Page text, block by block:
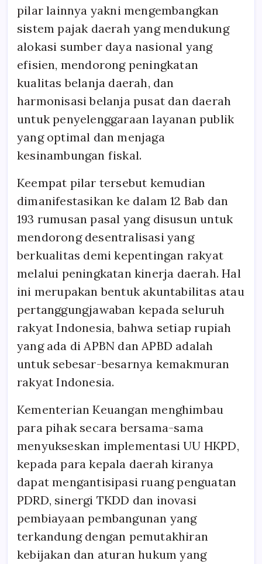
pilar lainnya yakni mengembangkan
sistem pajak daerah yang mendukung
alokasi sumber daya nasional yang
efisien, mendorong peningkatan
kualitas belanja daerah, dan
harmonisasi belanja pusat dan daerah
untuk penyelenggaraan layanan publik
yang optimal dan menjaga
kesinambungan fiskal.
Keempat pilar tersebut kemudian
dimanifestasikan ke dalam 12 Bab dan
193 rumusan pasal yang disusun untuk
mendorong desentralisasi yang
berkualitas demi kepentingan rakyat
melalui peningkatan kinerja daerah. Hal
ini merupakan bentuk akuntabilitas atau
pertanggungjawaban kepada seluruh
rakyat Indonesia, bahwa setiap rupiah
yang ada di APBN dan APBD adalah
untuk sebesar-besarnya kemakmuran
rakyat Indonesia.
Kementerian Keuangan menghimbau
para pihak secara bersama-sama
menyukseskan implementasi UU HKPD,
kepada para kepala daerah kiranya
dapat mengantisipasi ruang penguatan
PDRD, sinergi TKDD dan inovasi
pembiayaan pembangunan yang
terkandung dengan pemutakhiran
kebijakan dan aturan hukum yang